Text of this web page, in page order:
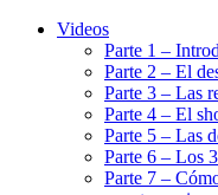
Videos
Parte 1 –
Parte 2 – El
Parte 3 – Las
Parte 4 – El
Parte 5 – Las
Parte 6 – Los
Parte 7 –